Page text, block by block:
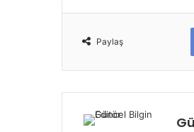
Paylaş